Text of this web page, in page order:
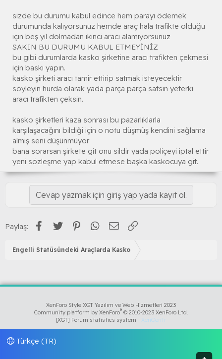
sizde bu durumu kabul edince hem parayı ödemek
durumunda kalıyorsunuz hemde araç hala trafikte olduğu
için beş yıl dolmadan ikinci aracı alamıyorsunuz
SAKIN BU DURUMU KABUL ETMEYİNİZ
bu gibi durumlarda kasko şirketine aracı trafikten çekmesi
için baskı yapın.
kasko şirketi aracı tamir ettirip satmak isteyecektir
söyleyin hurda olarak yada parça parça satsın yeterki
aracı trafikten çeksin.
kasko şirketleri kaza sonrası bu pazarlıklarla
karşılaşacağını bildiği için o notu düşmüş kendini sağlama
almış seni düşünmüyor
bana sorarsan şirkete git onu sildir yada poliçeyi iptal ettir
yeni sözleşme yap kabul etmese başka kaskocuya git.
Cevap yazmak için giriş yap yada kayıt ol.
Paylaş: Facebook
Twitter PinterestWhatsApp
E-posta
Engelli Statüsündeki Araçlarda Kasko
XenForo Style XGT Yazılım ve Web Hizmetleri 2023
Community platform by XenForo® © 2010-2023 XenForo Ltd.
[XGT] Forum statistics system - XenGenTr
Türkçe (TR)